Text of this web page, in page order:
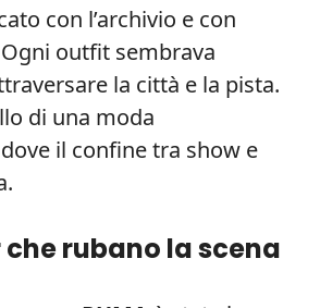
con l’archivio e con
outfit sembrava
la città e la pista.
di una moda
il confine tra show e
che rubano la scena